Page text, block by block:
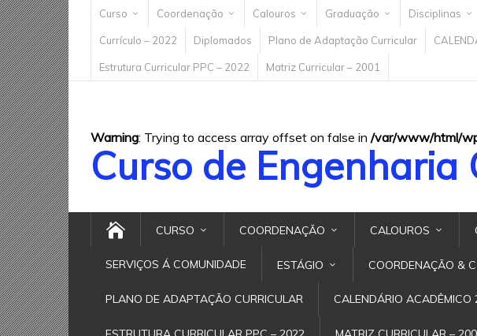
Curso Coordenação Calouros Graduação Disciplinas
Currículo – 2022 Diplomados Plano de Adaptação Curricular
Estrutura Curricular PPC – 2022 Matriz Curricular – 2001
Warning: Trying to access array offset on false in /var/www/html/
Curso de Engenharia
CURSO COORDENAÇÃO CALOUROS
SERVIÇOS Á COMUNIDADE ESTÁGIO COORDENAÇÃO &
PLANO DE ADAPTAÇÃO CURRICULAR CALENDÁRIO ACADÊMICO